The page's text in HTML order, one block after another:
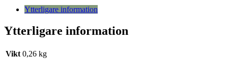
Ytterligare information
Ytterligare information
Vikt 0,26 kg